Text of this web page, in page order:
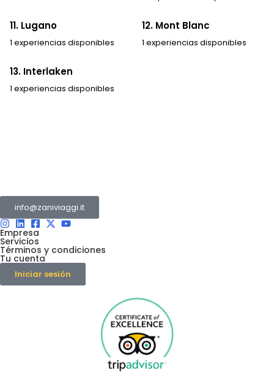
11. Lugano
1 experiencias disponibles
12. Mont Blanc
1 experiencias disponibles
13. Interlaken
1 experiencias disponibles
info@zaniviaggi.it
Empresa
Servicios
Términos y condiciones
Tu cuenta
Iniciar sesión